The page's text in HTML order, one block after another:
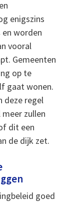
enigszins
worden
vooral
Gemeenten
op te
gaat wonen.
deze regel
zullen
dit een
de dijk zet.
goed